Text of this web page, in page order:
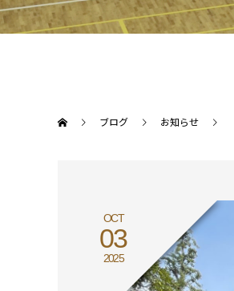
ブログ お知らせ
OCT
03
2025